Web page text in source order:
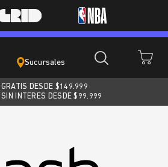
Sucursales
GRATIS DESDE $149.999
SIN INTERES DESDE $99.999